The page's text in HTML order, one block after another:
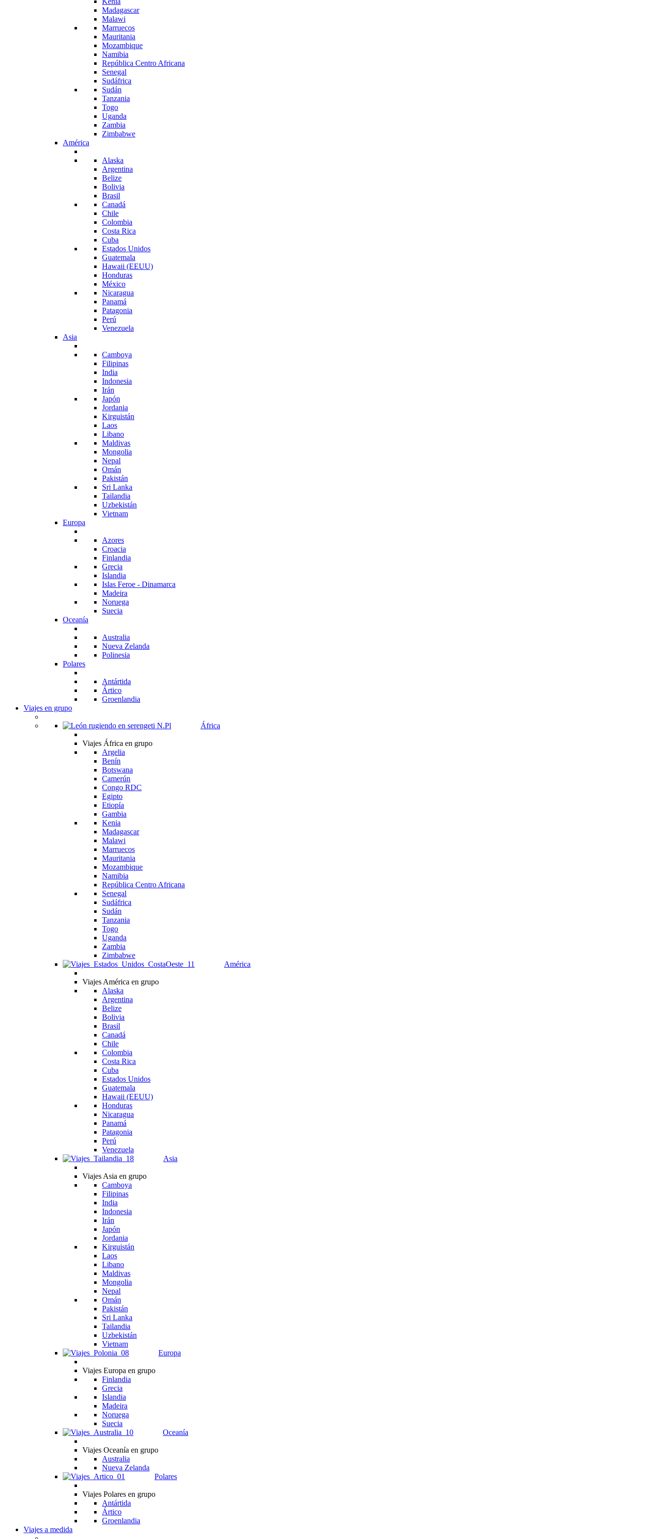
Madagascar
Malawi
Marruecos
Mauritania
Mozambique
Namibia
República Centro Africana
Senegal
Sudáfrica
Sudán
Tanzania
Togo
Uganda
Zambia
Zimbabwe
América
Alaska
Argentina
Belize
Bolivia
Brasil
Canadá
Chile
Colombia
Costa Rica
Cuba
Estados Unidos
Guatemala
Hawaii (EEUU)
Honduras
México
Nicaragua
Panamá
Patagonia
Perú
Venezuela
Asia
Camboya
Filipinas
India
Indonesia
Irán
Japón
Jordania
Kirguistán
Laos
Libano
Maldivas
Mongolia
Nepal
Omán
Pakistán
Sri Lanka
Tailandia
Uzbekistán
Vietnam
Europa
Azores
Croacia
Finlandia
Grecia
Islandia
Islas Feroe - Dinamarca
Madeira
Noruega
Suecia
Oceanía
Australia
Nueva Zelanda
Polinesia
Polares
Antártida
Ártico
Groenlandia
Viajes en grupo
África
Viajes África en grupo
Argelia
Benín
Botswana
Camerún
Congo RDC
Egipto
Etiopía
Gambia
Kenia
Madagascar
Malawi
Marruecos
Mauritania
Mozambique
Namibia
República Centro Africana
Senegal
Sudáfrica
Sudán
Tanzania
Togo
Uganda
Zambia
Zimbabwe
América
Viajes América en grupo
Alaska
Argentina
Belize
Bolivia
Brasil
Canadá
Chile
Colombia
Costa Rica
Cuba
Estados Unidos
Guatemala
Hawaii (EEUU)
Honduras
Nicaragua
Panamá
Patagonia
Perú
Venezuela
Asia
Viajes Asia en grupo
Camboya
Filipinas
India
Indonesia
Irán
Japón
Jordania
Kirguistán
Laos
Libano
Maldivas
Mongolia
Nepal
Omán
Pakistán
Sri Lanka
Tailandia
Uzbekistán
Vietnam
Europa
Viajes Europa en grupo
Finlandia
Grecia
Islandia
Madeira
Noruega
Suecia
Oceanía
Viajes Oceanía en grupo
Australia
Nueva Zelanda
Polares
Viajes Polares en grupo
Antártida
Ártico
Groenlandia
Viajes a medida